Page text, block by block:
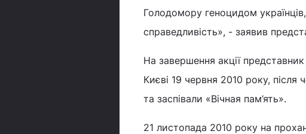
Голодомору геноцидом
справедливість», - заявив
На завершення акції
Києві 19 червня 2010 року, після
та заспівали «Вічная пам’ять».
21 листопада 2010 року на